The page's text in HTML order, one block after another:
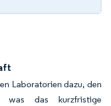
Laboratorien dazu, den
was das kurzfristige